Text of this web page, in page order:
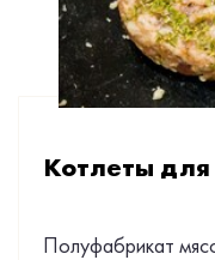
Котлеты для
Полуфабрикат